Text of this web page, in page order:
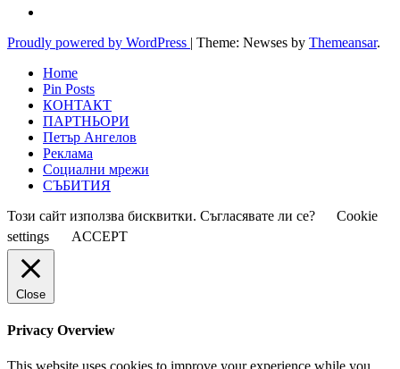
Proudly powered by WordPress | Theme: Newses by Themeansar.
Home
Pin Posts
КОНТАКТ
ПАРТНЬОРИ
Петър Ангелов
Реклама
Социални мрежи
СЪБИТИЯ
Този сайт използва бисквитки. Съгласявате ли се?
Cookie
settings
ACCEPT
Close
Privacy Overview
This website uses cookies to improve your experience while you